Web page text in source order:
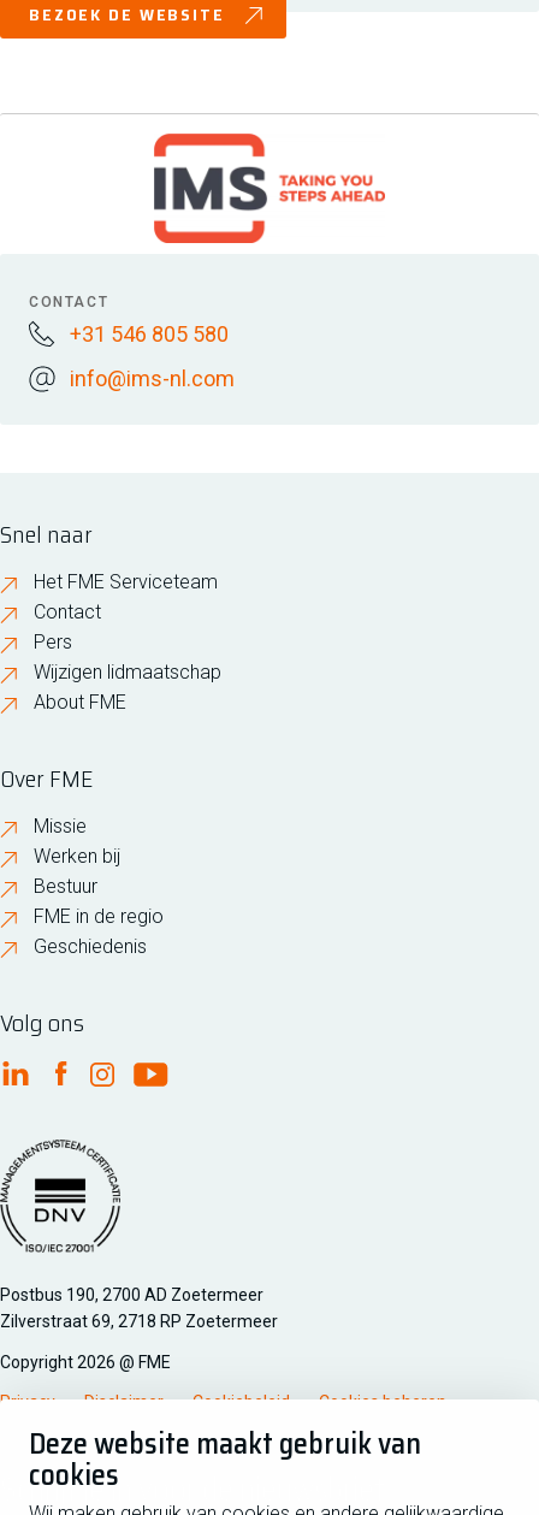
Deze website maakt gebruik van
cookies
BEZOEK DE WEBSITE
CONTACT
+31 546 805 580
info@ims-nl.com
Snel naar
Het FME Serviceteam
Contact
Pers
Wijzigen lidmaatschap
About FME
Over FME
Missie
Werken bij
Bestuur
FME in de regio
Geschiedenis
Volg ons
FME Linkedin
FME Facebook
FME Instagram
FME Youtube
Managementsyteem certificatie DNV iso/iec 27001
Postbus 190, 2700 AD Zoetermeer
Zilverstraat 69, 2718 RP Zoetermeer
Copyright 2026 @ FME
Privacy Disclaimer Cookiebeleid Cookies beheren
Schrijf je in voor de nieuwsbrief